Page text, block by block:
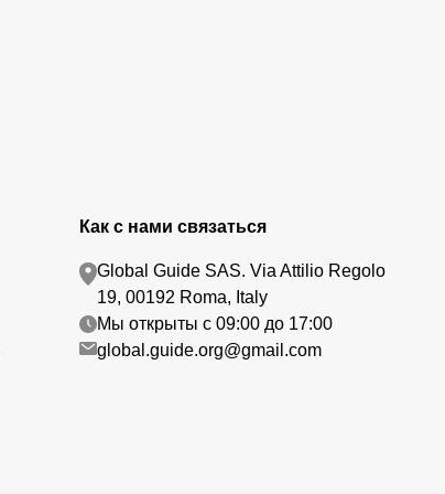
Как с нами связаться
Global Guide SAS. Via Attilio Regolo
19, 00192 Roma, Italy
Мы открыты с 09:00 до 17:00
global.guide.org@gmail.com